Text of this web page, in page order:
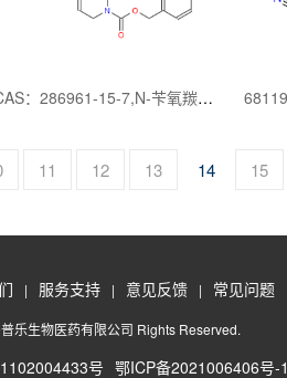
CAS：286961-15-7,N-苄氧羰基-3,6-二氢-2H-吡啶-4-硼酸频哪醇酯
11 12 13 14 15
| 服务支持 | 意见反馈 | 常见问题
乐生物医药有限公司 Rights Reserved.
号 鄂ICP备2021006406号-1